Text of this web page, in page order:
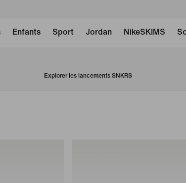
Enfants Sport Jordan NikeSKIMS
Explorer les lancements SNKRS